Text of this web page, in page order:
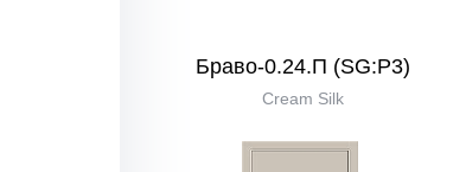
Браво-0.24.П (SG:P3)
Cream Silk